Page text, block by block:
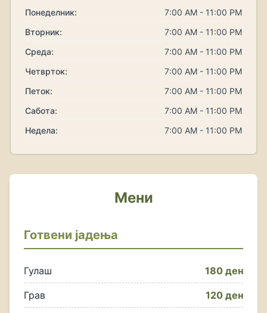
Понеделник:
7:00 AM - 11:00 PM
Вторник:
7:00 AM - 11:00 PM
Среда:
7:00 AM - 11:00 PM
Четврток:
7:00 AM - 11:00 PM
Петок:
7:00 AM - 11:00 PM
Сабота:
7:00 AM - 11:00 PM
Недела:
7:00 AM - 11:00 PM
Мени
Готвени јадења
Гулаш 180 ден
Грав 120 ден